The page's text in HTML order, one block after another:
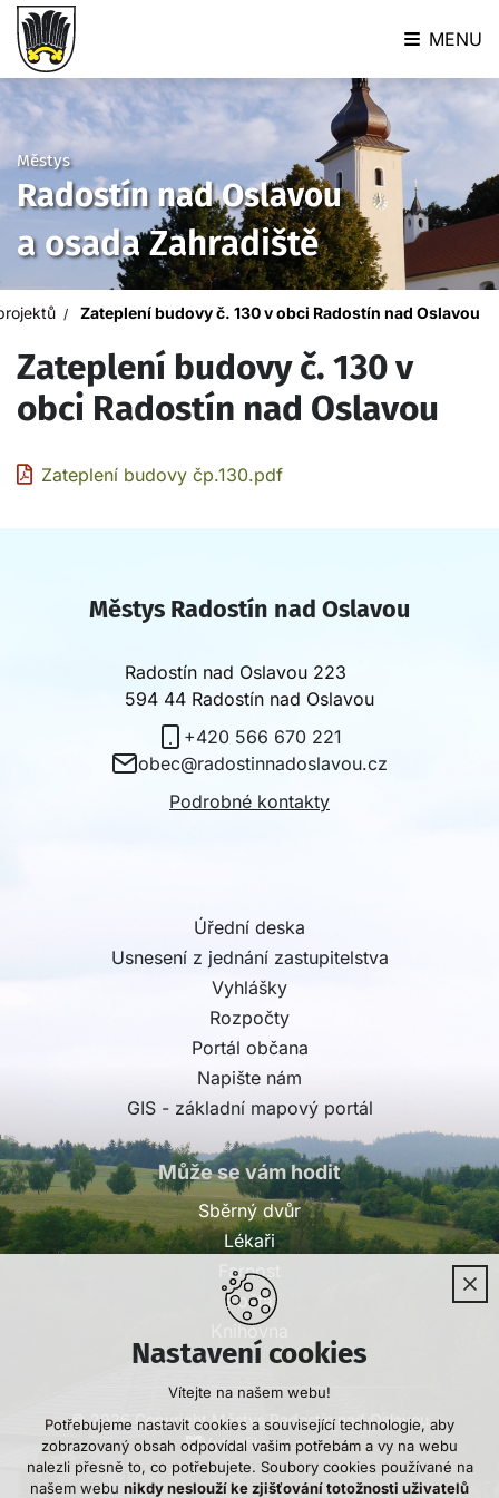
MENU
Městys
Radostín nad Oslavou
a osada Zahradiště
Zateplení budovy č. 130 v obci Radostín nad Oslavou
Zateplení budovy č. 130 v
obci Radostín nad Oslavou
Zateplení budovy čp.130.pdf
Městys Radostín nad Oslavou
obec@radostinnadoslavou.cz
+420 566 670 221
Radostín nad Oslavou 223
594 44 Radostín nad Oslavou
Podrobné kontakty
Úřední deska
Usnesení z jednání zastupitelstva
Vyhlášky
Rozpočty
Portál občana
Napište nám
GIS - základní mapový portál
Může se vám hodit
Sběrný dvůr
Lékaři
Farnost
Pošta
Knihovna
© 2026 Copyright Městys Radostín nad Oslavou
Vytvořil xart.cz
Nastavení cookies
Vítejte na našem webu!
Potřebujeme nastavit cookies a související technologie, aby
zobrazovaný obsah odpovídal vašim potřebám a vy na webu
nalezli přesně to, co potřebujete. Soubory cookies používané na
našem webu nikdy neslouží ke zjišťování totožnosti uživatelů